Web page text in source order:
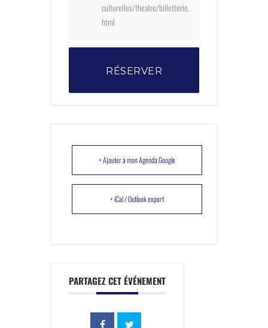
culturelles/theatre/billetterie.
html
RÉSERVER
+ Ajouter à mon Agenda Google
+ iCal / Outlook export
PARTAGEZ CET ÉVÉNEMENT